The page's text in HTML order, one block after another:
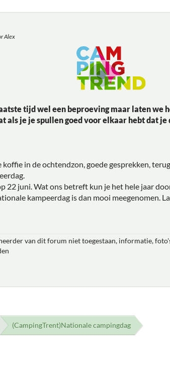
Alex
tijd wel een beproeving maar laten we
als je je spullen goed voor elkaar hebt dat
in de ochtendzon, goede gesprekken,
22 juni. Wat ons betreft kun je het hele jaar
kampeerdag is dan mooi meegenomen.
van dit forum niet toegestaan, informatie,
(CampingTrent)Nationale campingdag